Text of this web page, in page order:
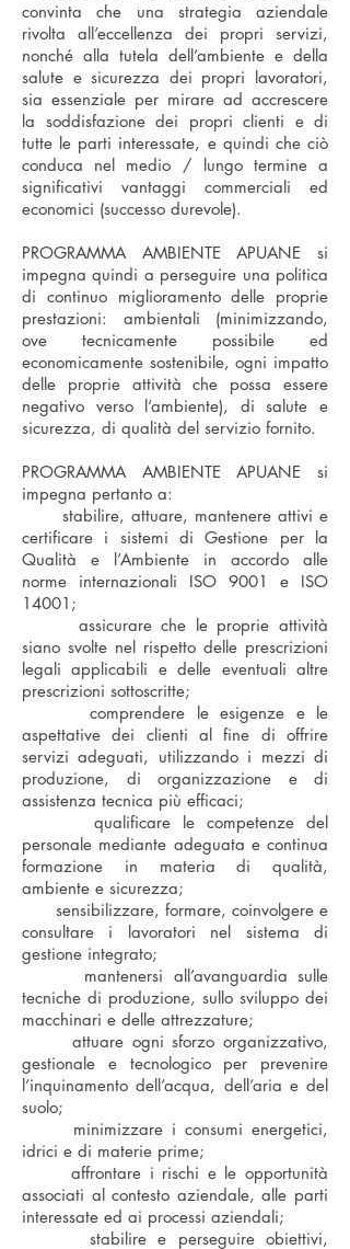
convinta che una strategia aziendale
rivolta all’eccellenza dei propri servizi,
nonché alla tutela dell’ambiente e della
salute e sicurezza dei propri lavoratori,
sia essenziale per mirare ad accrescere
la soddisfazione dei propri clienti e di
tutte le parti interessate, e quindi che ciò
conduca nel medio / lungo termine a
significativi vantaggi commerciali ed
economici (successo durevole).
PROGRAMMA AMBIENTE APUANE si
impegna quindi a perseguire una politica
di continuo miglioramento delle proprie
prestazioni: ambientali (minimizzando,
ove tecnicamente possibile ed
economicamente sostenibile, ogni impatto
delle proprie attività che possa essere
negativo verso l’ambiente), di salute e
sicurezza, di qualità del servizio fornito.
PROGRAMMA AMBIENTE APUANE si
impegna pertanto a:
stabilire, attuare, mantenere attivi e
certificare i sistemi di Gestione per la
Qualità e l’Ambiente in accordo alle
norme internazionali ISO 9001 e ISO
14001;
assicurare che le proprie attività
siano svolte nel rispetto delle prescrizioni
legali applicabili e delle eventuali altre
prescrizioni sottoscritte;
comprendere le esigenze e le
aspettative dei clienti al fine di offrire
servizi adeguati, utilizzando i mezzi di
produzione, di organizzazione e di
assistenza tecnica più efficaci;
qualificare le competenze del
personale mediante adeguata e continua
formazione in materia di qualità,
ambiente e sicurezza;
sensibilizzare, formare, coinvolgere e
consultare i lavoratori nel sistema di
gestione integrato;
mantenersi all’avanguardia sulle
tecniche di produzione, sullo sviluppo dei
macchinari e delle attrezzature;
attuare ogni sforzo organizzativo,
gestionale e tecnologico per prevenire
l’inquinamento dell’acqua, dell’aria e del
suolo;
minimizzare i consumi energetici,
idrici e di materie prime;
affrontare i rischi e le opportunità
associati al contesto aziendale, alle parti
interessate ed ai processi aziendali;
stabilire e perseguire obiettivi,